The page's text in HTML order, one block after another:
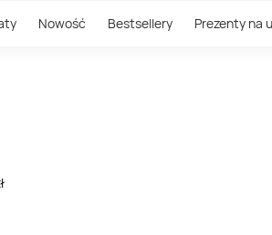
Nowość Bestsellery Prezenty na